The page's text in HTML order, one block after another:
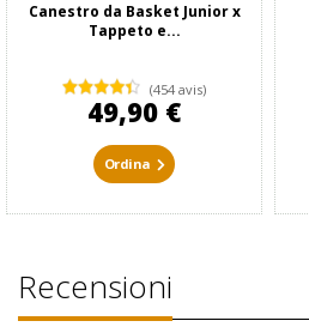
Canestro da Basket Junior x
Tappeto e...
(454 avis)
49,90 €
Ordina
Recensioni